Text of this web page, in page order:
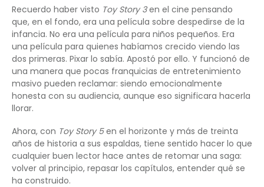
Recuerdo haber visto Toy Story 3en el cine pensando
que, en el fondo, era una película sobre despedirse de la
infancia. No era una película para niños pequeños. Era
una película para quienes habíamos crecido viendo las
dos primeras. Pixar lo sabía. Apostó por ello. Y funcionó de
una manera que pocas franquicias de entretenimiento
masivo pueden reclamar: siendo emocionalmente
honesta con su audiencia, aunque eso significara hacerla
llorar.
Ahora, con Toy Story 5en el horizonte y más de treinta
años de historia a sus espaldas, tiene sentido hacer lo que
cualquier buen lector hace antes de retomar una saga:
volver al principio, repasar los capítulos, entender qué se
ha construido.